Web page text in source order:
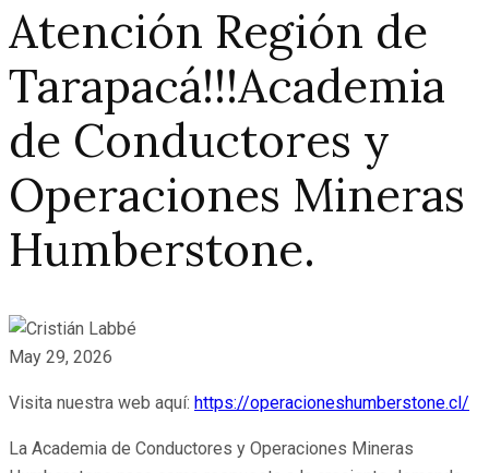
Atención Región de
Tarapacá!!!Academia
de Conductores y
Operaciones Mineras
Humberstone.
May 29, 2026
Visita nuestra web aquí: https://operacioneshumberstone.cl/
La Academia de Conductores y Operaciones Mineras